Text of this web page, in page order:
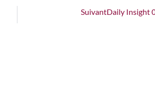
SuivantDaily Insight